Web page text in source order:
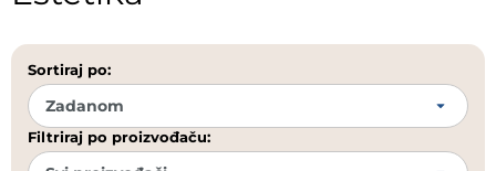
Sortiraj po:
Filtriraj po proizvođaču: